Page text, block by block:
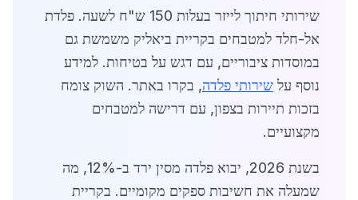
שירותי חיתוך לייזר בעלות 150 ש"ח לשעה. פלדת
אל-חלד למטבחים בקריית ביאליק משמשת גם
במוסדות ציבוריים, עם דגש על בטיחות. למידע
נוסף על שירותי פלדה, בקרו באתר. השוק צומח
בזכות תיירות בצפון, עם דרישה למטבחים
מקצועיים.
בשנת 2026, יבוא פלדה מסין ירד ב-12%, מה
שמעלה את חשיבות ספקים מקומיים. בקריית